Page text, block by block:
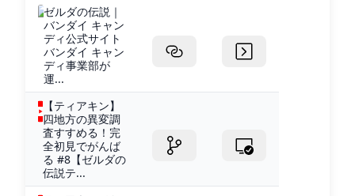
ゼルダの伝説｜
バンダイ キャン
ディ公式サイト
バンダイ キャン
ディ事業部が
運...
【ティアキン】
四地方の異変調
査すすめる！完
全初見でがんば
る #8【ゼルダの
伝説テ...